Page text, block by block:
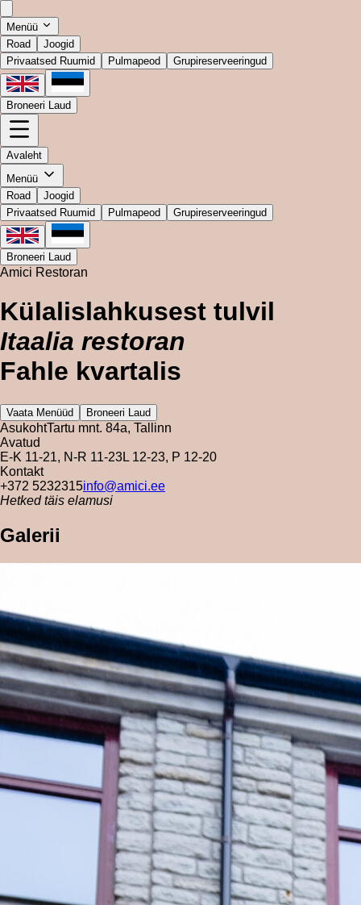
Menüü
Road
Joogid
Privaatsed Ruumid
Pulmapeod Grupireserveeringud
Broneeri Laud
Avaleht
Menüü
Road
Joogid
Privaatsed Ruumid
Pulmapeod Grupireserveeringud
Broneeri Laud
Amici Restoran
Külalislahkusest tulvil
Itaalia restoran
Fahle kvartalis
Vaata Menüüd Broneeri Laud
AsukohtTartu mnt. 84a, Tallinn
Avatud
E-K 11-21, N-R 11-23L 12-23, P 12-20
Kontakt
+372 5232315info@amici.ee
Hetked täis elamusi
Galerii